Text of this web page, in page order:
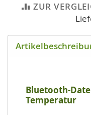
ZUR
Bluetooth-
Temperatur